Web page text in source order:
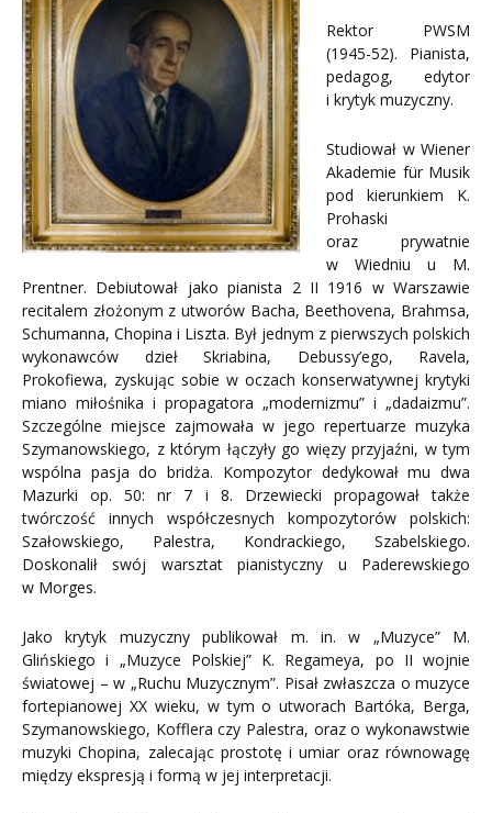
Rektor PWSM
(1945-52). Pianista,
pedagog, edytor
i krytyk muzyczny.
Studiował w Wiener
Akademie für Musik
pod kierunkiem K.
Prohaski
oraz prywatnie
w Wiedniu u M.
Prentner. Debiutował jako pianista 2 II 1916 w Warszawie
recitalem złożonym z utworów Bacha, Beethovena, Brahmsa,
Schumanna, Chopina i Liszta. Był jednym z pierwszych polskich
wykonawców dzieł Skriabina, Debussy’ego, Ravela,
Prokofiewa, zyskując sobie w oczach konserwatywnej krytyki
miano miłośnika i propagatora „modernizmu” i „dadaizmu”.
Szczególne miejsce zajmowała w jego repertuarze muzyka
Szymanowskiego, z którym łączyły go więzy przyjaźni, w tym
wspólna pasja do bridża. Kompozytor dedykował mu dwa
Mazurki op. 50: nr 7 i 8. Drzewiecki propagował także
twórczość innych współczesnych kompozytorów polskich:
Szałowskiego, Palestra, Kondrackiego, Szabelskiego.
Doskonalił swój warsztat pianistyczny u Paderewskiego
w Morges.
Jako krytyk muzyczny publikował m. in. w „Muzyce” M.
Glińskiego i „Muzyce Polskiej” K. Regameya, po II wojnie
światowej – w „Ruchu Muzycznym”. Pisał zwłaszcza o muzyce
fortepianowej XX wieku, w tym o utworach Bartóka, Berga,
Szymanowskiego, Kofflera czy Palestra, oraz o wykonawstwie
muzyki Chopina, zalecając prostotę i umiar oraz równowagę
między ekspresją i formą w jej interpretacji.